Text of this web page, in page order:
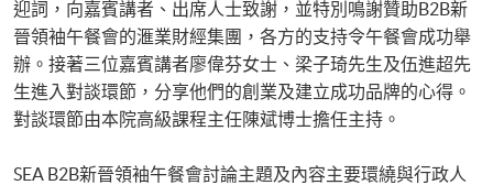
迎詞，向嘉賓講者、出席人士致謝，並特別鳴謝贊助B2B新
晉領袖午餐會的滙業財經集團，各方的支持令午餐會成功舉
辦。接著三位嘉賓講者廖偉芬女士、梁子琦先生及伍進超先
生進入對談環節，分享他們的創業及建立成功品牌的心得。
對談環節由本院高級課程主任陳斌博士擔任主持。
SEA B2B新晉領袖午餐會討論主題及內容主要環繞與行政人